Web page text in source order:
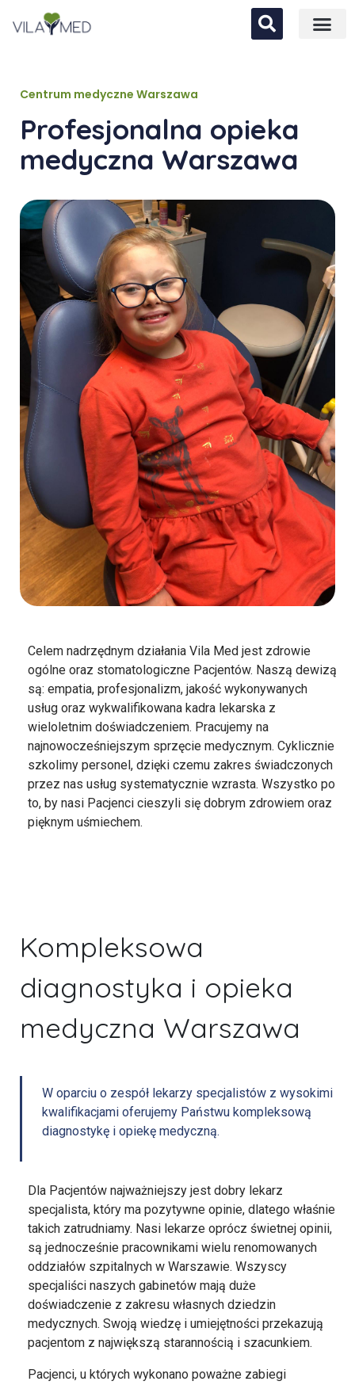
Centrum medyczne Warszawa
Profesjonalna opieka
medyczna Warszawa
Celem nadrzędnym działania Vila Med jest zdrowie
ogólne oraz stomatologiczne Pacjentów. Naszą dewizą
są: empatia, profesjonalizm, jakość wykonywanych
usług oraz wykwalifikowana kadra lekarska z
wieloletnim doświadczeniem. Pracujemy na
najnowocześniejszym sprzęcie medycznym. Cyklicznie
szkolimy personel, dzięki czemu zakres świadczonych
przez nas usług systematycznie wzrasta. Wszystko po
to, by nasi Pacjenci cieszyli się dobrym zdrowiem oraz
pięknym uśmiechem.
Kompleksowa
diagnostyka i opieka
medyczna Warszawa
W oparciu o zespół lekarzy specjalistów z wysokimi
kwalifikacjami oferujemy Państwu kompleksową
diagnostykę i opiekę medyczną.
Dla Pacjentów najważniejszy jest dobry lekarz
specjalista, który ma pozytywne opinie, dlatego właśnie
takich zatrudniamy. Nasi lekarze oprócz świetnej opinii,
są jednocześnie pracownikami wielu renomowanych
oddziałów szpitalnych w Warszawie. Wszyscy
specjaliści naszych gabinetów mają duże
doświadczenie z zakresu własnych dziedzin
medycznych. Swoją wiedzę i umiejętności przekazują
pacjentom z największą starannością i szacunkiem.
Pacjenci, u których wykonano poważne zabiegi